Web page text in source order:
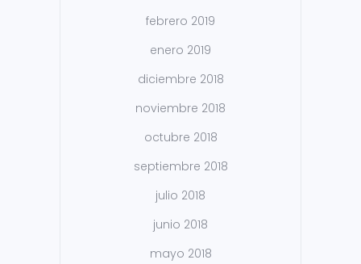
febrero 2019
enero 2019
diciembre 2018
noviembre 2018
octubre 2018
septiembre 2018
julio 2018
junio 2018
mayo 2018